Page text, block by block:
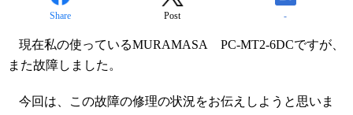
Share Post -
現在私の使っているMURAMASA PC-MT2-6DCですが、
また故障しました。
今回は、この故障の修理の状況をお伝えしようと思いま